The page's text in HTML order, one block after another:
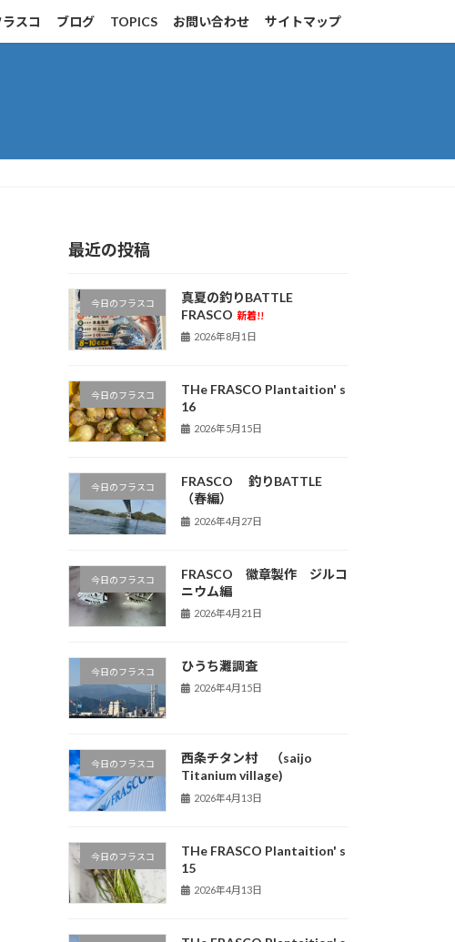
スコ ブログ TOPICS お問い合わせ サイトマップ
最近の投稿
今日のフラスコ
真夏の釣りBATTLE
FRASCO 新着!!
2026年8月1日
今日のフラスコ
THe FRASCO Plantaition' s
16
2026年5月15日
今日のフラスコ
FRASCO 釣りBATTLE
（春編）
2026年4月27日
今日のフラスコ
FRASCO 徽章製作 ジルコ
ニウム編
2026年4月21日
今日のフラスコ ひうち灘調査
2026年4月15日
今日のフラスコ
西条チタン村 （saijo
Titanium village)
2026年4月13日
今日のフラスコ
THe FRASCO Plantaition' s
15
2026年4月13日